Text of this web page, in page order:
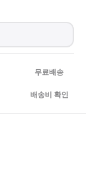
무료배송
배송비 확인